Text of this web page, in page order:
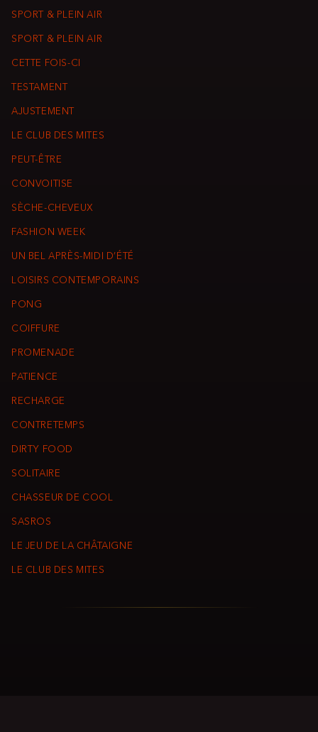
SPORT & PLEIN AIR
SPORT & PLEIN AIR
CETTE FOIS-CI
TESTAMENT
AJUSTEMENT
LE CLUB DES MITES
PEUT-ÊTRE
CONVOITISE
SÈCHE-CHEVEUX
FASHION WEEK
UN BEL APRÈS-MIDI D’ÉTÉ
LOISIRS CONTEMPORAINS
PONG
COIFFURE
PROMENADE
PATIENCE
RECHARGE
CONTRETEMPS
DIRTY FOOD
SOLITAIRE
CHASSEUR DE COOL
SASROS
LE JEU DE LA CHÂTAIGNE
LE CLUB DES MITES